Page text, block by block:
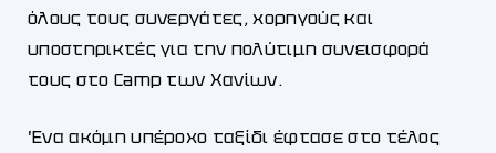
όλους τους συνεργάτες, χορηγούς και
υποστηρικτές για την πολύτιμη συνεισφορά
τους στο Camp των Χανίων.
Ένα ακόμη υπέροχο ταξίδι έφτασε στο τέλος